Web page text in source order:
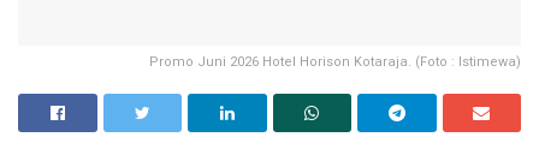
Promo Juni 2026 Hotel Horison Kotaraja. (Foto : Istimewa)